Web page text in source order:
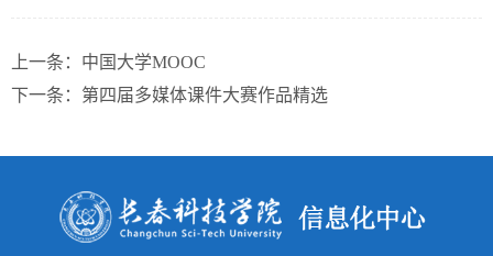
上一条： 中国大学MOOC
下一条： 第四届多媒体课件大赛作品精选